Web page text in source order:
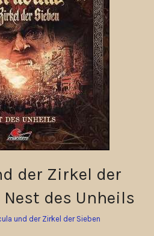
der Zirkel der
Nest des Unheils
und der Zirkel der Sieben